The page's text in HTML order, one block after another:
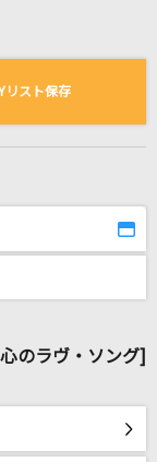
一覧
リスト保存
のラヴ・ソング]